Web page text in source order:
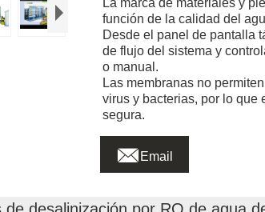
La marca de materiales y
función de la calidad del
Desde el panel de pantalla
de flujo del sistema y
o manual.
Las membranas no
virus y bacterias, por lo que
segura.
 Email